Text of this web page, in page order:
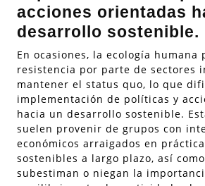
acciones orientadas
desarrollo sostenible.
En ocasiones, la ecología
resistencia por parte de sectores
mantener el status quo, lo que
implementación de políticas y
hacia un desarrollo sostenible.
suelen provenir de grupos con
económicos arraigados en
sostenibles a largo plazo, así
subestiman o niegan la